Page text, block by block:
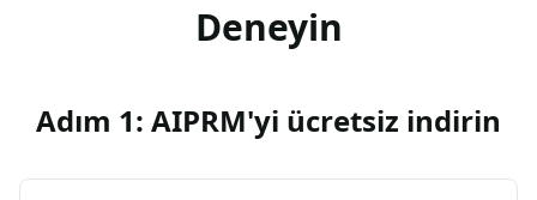
Deneyin
Adım 1: AIPRM'yi ücretsiz indirin